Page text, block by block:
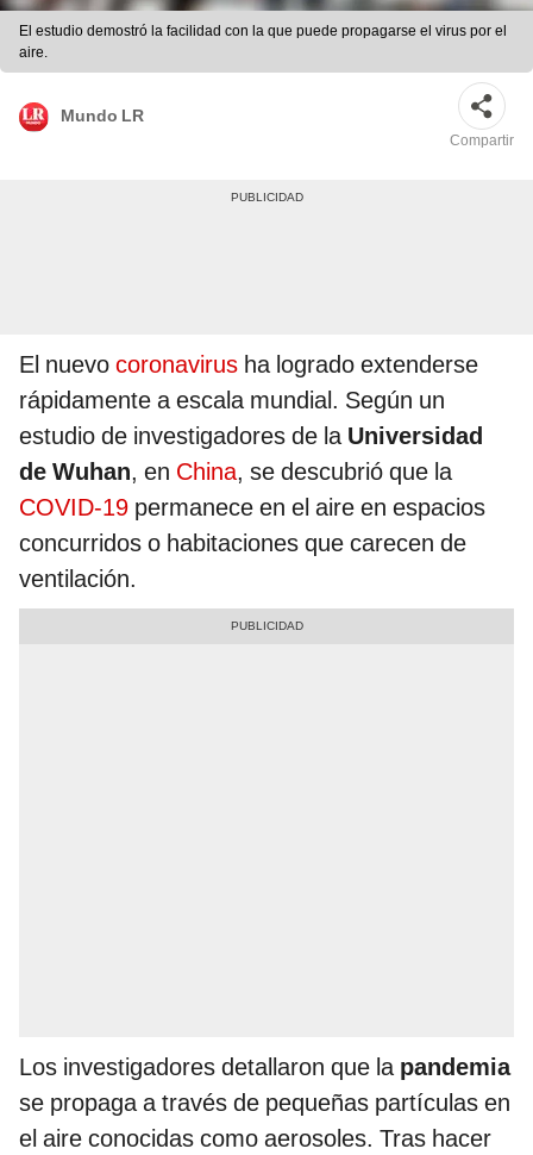
El estudio demostró la facilidad con la que puede propagarse el virus por el
aire.
Mundo LR
Compartir
El nuevo coronavirus ha logrado extenderse
rápidamente a escala mundial. Según un
estudio de investigadores de la Universidad
de Wuhan, en China, se descubrió que la
COVID-19 permanece en el aire en espacios
concurridos o habitaciones que carecen de
ventilación.
Los investigadores detallaron que la pandemia
se propaga a través de pequeñas partículas en
el aire conocidas como aerosoles. Tras hacer